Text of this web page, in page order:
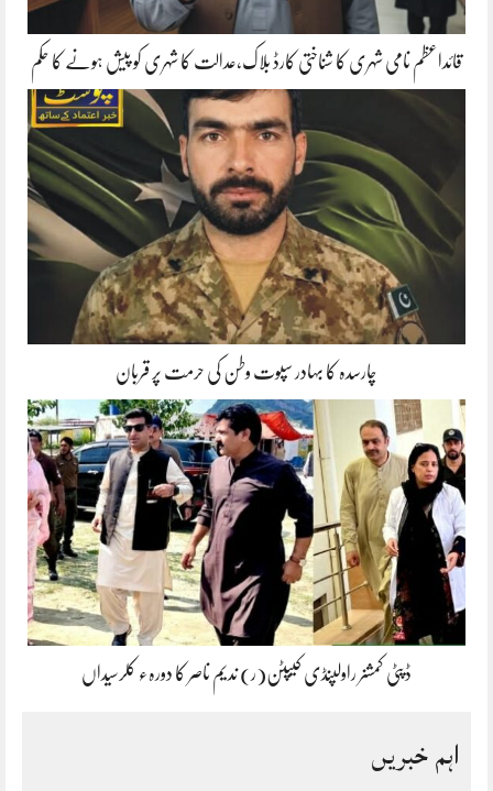
قائداعظم نامی شہری کا شناختی کارڈ بلاک،عدالت کا شہری کو پیش ہونے کا حکم
چارسدہ کا بہادر سپوت وطن کی حرمت پر قربان
ڈپٹی کمشنر راولپنڈی کیپٹن(ر) ندیم ناصر کا دورہء کلرسیداں
اہم خبریں